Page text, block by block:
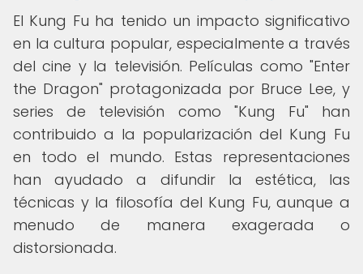
El Kung Fu ha tenido un impacto significativo
en la cultura popular, especialmente a través
del cine y la televisión. Películas como "Enter
the Dragon" protagonizada por Bruce Lee, y
series de televisión como "Kung Fu" han
contribuido a la popularización del Kung Fu
en todo el mundo. Estas representaciones
han ayudado a difundir la estética, las
técnicas y la filosofía del Kung Fu, aunque a
menudo de manera exagerada o
distorsionada.